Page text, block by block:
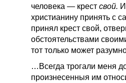
человека — крест свой.
христианину принять с
принял крест свой,
обстоятельствами
тот только может
…Всегда трогали меня
произнесенныя им